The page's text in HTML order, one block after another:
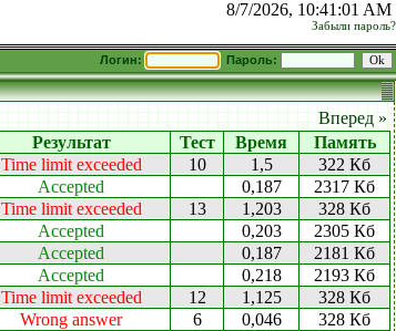
8/7/2026, 10:41:01 AM
Забыли пароль?
Логин: Пароль:
Вперед »
Результат Тест Время
Память
Time limit exceeded 10 1,5
322 Кб
Accepted 0,187
2317 Кб
Time limit exceeded 13 1,203
328 Кб
Accepted 0,203
2305 Кб
Accepted 0,187
2181 Кб
Accepted 0,218
2193 Кб
Time limit exceeded 12 1,125
328 Кб
Wrong answer 6 0,046
328 Кб